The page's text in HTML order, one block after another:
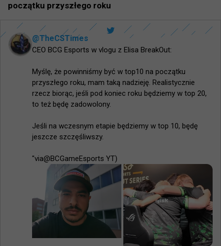
początku przyszłego roku
@TheCSTimes
CEO BCG Esports w vlogu z Elisa BreakOut:
Myślę, że powinniśmy być w top10 na początku
przyszłego roku, mam taką nadzieję. Realistycznie
rzecz biorąc, jeśli pod koniec roku będziemy w top 20,
to też będę zadowolony.
Jeśli na wczesnym etapie będziemy w top 10, będę
jeszcze szczęśliwszy.
"via@BCGameEsports YT)